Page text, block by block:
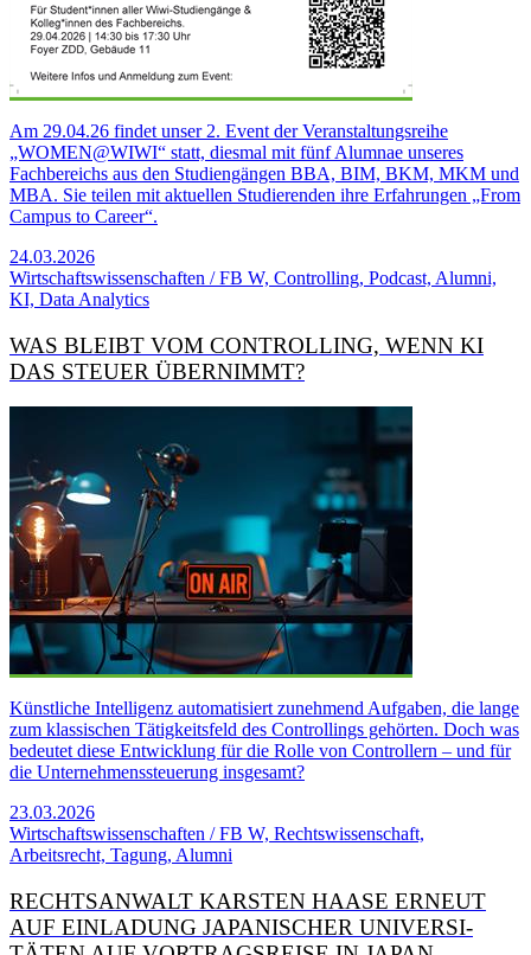
Am 29.04.26 findet unser 2. Event der Veranstaltungsreihe
„WOMEN@WIWI“ statt, diesmal mit fünf Alumnae unseres
Fachbereichs aus den Studiengängen BBA, BIM, BKM, MKM und
MBA. Sie teilen mit aktuellen Studierenden ihre Erfahrungen „From
Campus to Career“.
24.03.2026
Wirtschaftswissenschaften / FB W, Controlling, Podcast, Alumni,
KI, Data Analytics
WAS BLEIBT VOM CONTROLLING, WENN KI
DAS STEUER ÜBERNIMMT?
Künstliche Intelligenz automatisiert zunehmend Aufgaben, die lange
zum klassischen Tätigkeitsfeld des Controllings gehörten. Doch was
bedeutet diese Entwicklung für die Rolle von Controllern – und für
die Unternehmenssteuerung insgesamt?
23.03.2026
Wirtschaftswissenschaften / FB W, Rechtswissenschaft,
Arbeitsrecht, Tagung, Alumni
RECHTS­ANWALT KARSTEN HAASE ERNEUT
AUF EINLA­DUNG JAPA­NISCHER UNI­VERSI­